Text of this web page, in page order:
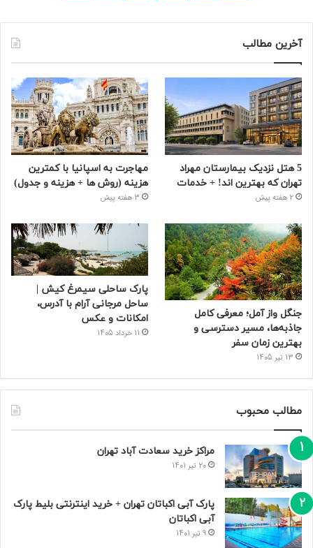
آخرین مطالب
5 هتل نزدیک بیمارستان مهراد
تهران که بهترین‌ اند! + خدمات
2 هفته پیش
مهاجرت به اسپانیا با کمترین
هزینه (روش ها + هزینه و جدول)
3 هفته پیش
جنگل واز آمل؛ معرفی کامل
جاذبه‌ها، مسیر دسترسی و
بهترین زمان سفر
13 تیر 1405
پارک ساحلی سیمرغ کیش |
ساحل مرجانی آرام با آدرس،
امکانات و عکس
11 خرداد 1405
مطالب محبوب
مراکز خرید سعادت‌ آباد تهران
20 تیر 1401
پارک آبی اکباتان تهران + خرید اینترنتی بلیط پارک
آبی اکباتان
9 تیر 1401